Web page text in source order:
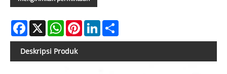
Facebook
X WhatsAppPinterestLinkedIn
Deskripsi Produk